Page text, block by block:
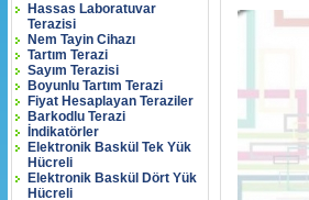
Hassas Laboratuvar
Terazisi
Nem Tayin Cihazı
Tartım Terazi
Sayım Terazisi
Boyunlu Tartım Terazi
Fiyat Hesaplayan Teraziler
Barkodlu Terazi
İndikatörler
Elektronik Baskül Tek Yük
Hücreli
Elektronik Baskül Dört Yük
Hücreli